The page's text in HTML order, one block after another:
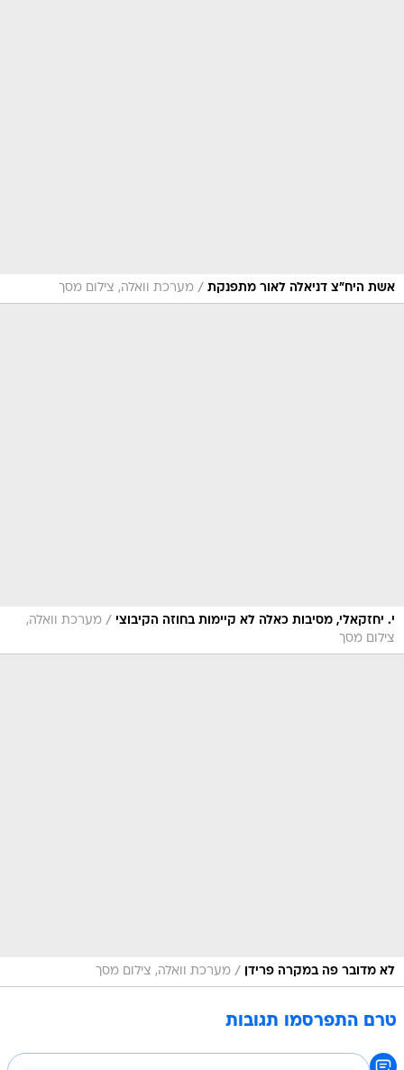
אשת היח"צ דניאלה לאור מתפנקת / מערכת וואלה, צילום מסך
י. יחזקאלי, מסיבות כאלה לא קיימות בחוזה הקיבוצי / מערכת וואלה,
צילום מסך
לא מדובר פה במקרה פרידן / מערכת וואלה, צילום מסך
טרם התפרסמו תגובות